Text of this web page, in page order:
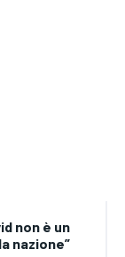
non è un
nazione”